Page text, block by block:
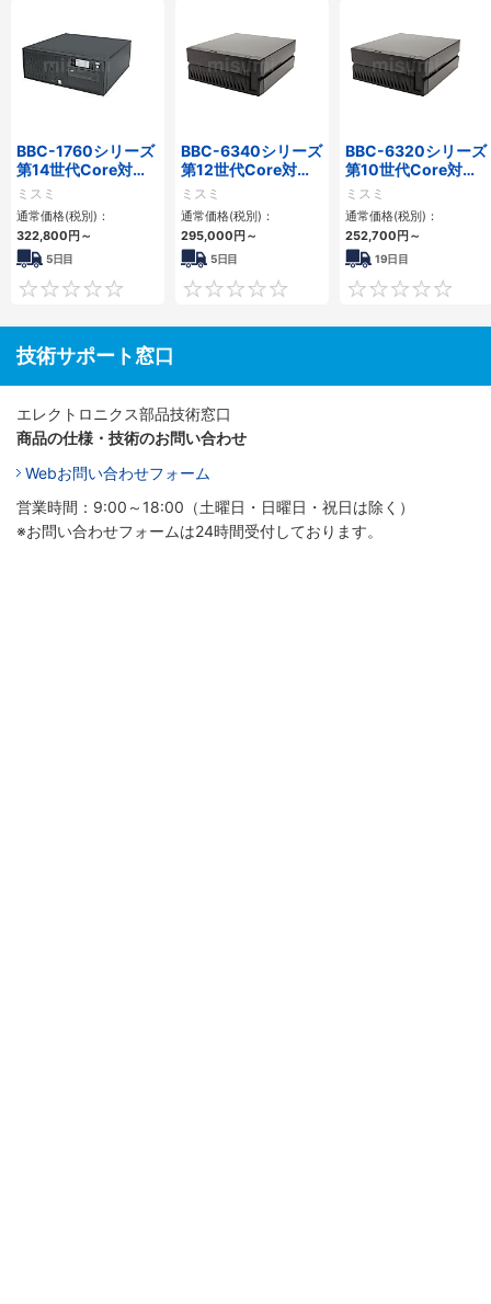
BBC-1760シリーズ
第14世代Core対応
小型フロアマウント
3PCIe
ミスミ
通常価格(税別)：
322,800円～
5日目
0
BBC-6340シリーズ
第12世代Core対応
小型フロアマウント
PC2PCI/2PCIe
ミスミ
通常価格(税別)：
295,000円～
5日目
0
BBC-6320シリーズ
第10世代Core対応
小型フロアマウント
FAPC 2PCI・2PCIe
ミスミ
通常価格(税別)：
252,700円～
19日目
技術サポート窓口
エレクトロニクス部品技術窓口
商品の仕様・技術のお問い合わせ
Webお問い合わせフォーム
営業時間：9:00～18:00（土曜日・日曜日・祝日は除く）
※お問い合わせフォームは24時間受付しております。